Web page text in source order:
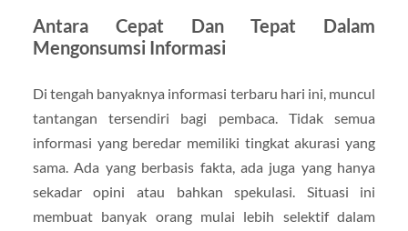
Antara Cepat Dan Tepat Dalam
Mengonsumsi Informasi
Di tengah banyaknya informasi terbaru hari ini, muncul
tantangan tersendiri bagi pembaca. Tidak semua
informasi yang beredar memiliki tingkat akurasi yang
sama. Ada yang berbasis fakta, ada juga yang hanya
sekadar opini atau bahkan spekulasi. Situasi ini
membuat banyak orang mulai lebih selektif dalam